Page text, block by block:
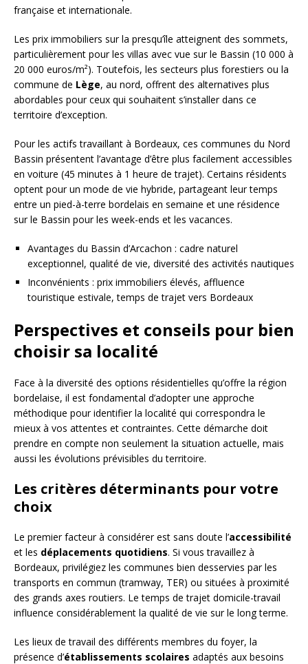
française et internationale.
Les prix immobiliers sur la presqu’île atteignent des sommets,
particulièrement pour les villas avec vue sur le Bassin (10 000 à
20 000 euros/m²). Toutefois, les secteurs plus forestiers ou la
commune de Lège, au nord, offrent des alternatives plus
abordables pour ceux qui souhaitent s’installer dans ce
territoire d’exception.
Pour les actifs travaillant à Bordeaux, ces communes du Nord
Bassin présentent l’avantage d’être plus facilement accessibles
en voiture (45 minutes à 1 heure de trajet). Certains résidents
optent pour un mode de vie hybride, partageant leur temps
entre un pied-à-terre bordelais en semaine et une résidence
sur le Bassin pour les week-ends et les vacances.
Avantages du Bassin d’Arcachon : cadre naturel
exceptionnel, qualité de vie, diversité des activités nautiques
Inconvénients : prix immobiliers élevés, affluence
touristique estivale, temps de trajet vers Bordeaux
Perspectives et conseils pour bien
choisir sa localité
Face à la diversité des options résidentielles qu’offre la région
bordelaise, il est fondamental d’adopter une approche
méthodique pour identifier la localité qui correspondra le
mieux à vos attentes et contraintes. Cette démarche doit
prendre en compte non seulement la situation actuelle, mais
aussi les évolutions prévisibles du territoire.
Les critères déterminants pour votre
choix
Le premier facteur à considérer est sans doute l’accessibilité
et les déplacements quotidiens. Si vous travaillez à
Bordeaux, privilégiez les communes bien desservies par les
transports en commun (tramway, TER) ou situées à proximité
des grands axes routiers. Le temps de trajet domicile-travail
influence considérablement la qualité de vie sur le long terme.
Les lieux de travail des différents membres du foyer, la
présence d’établissements scolaires adaptés aux besoins